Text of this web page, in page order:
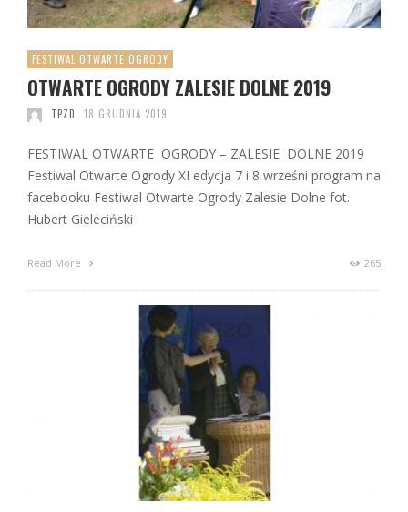
FESTIWAL OTWARTE OGRODY
OTWARTE OGRODY ZALESIE DOLNE 2019
TPZD 18 GRUDNIA 2019
FESTIWAL OTWARTE OGRODY – ZALESIE DOLNE 2019
Festiwal Otwarte Ogrody XI edycja 7 i 8 wrześni program na
facebooku Festiwal Otwarte Ogrody Zalesie Dolne fot.
Hubert Gieleciński
Read More 265